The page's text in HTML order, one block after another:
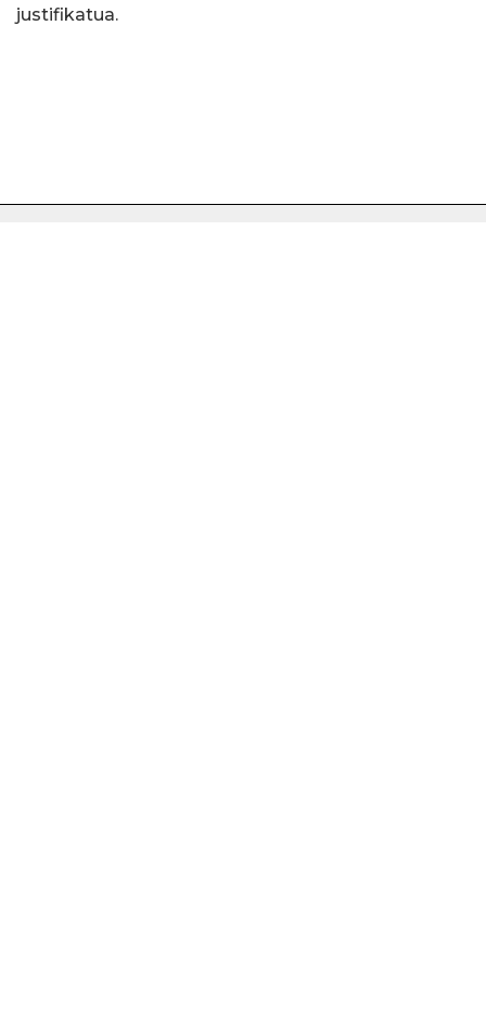
justifikatua.